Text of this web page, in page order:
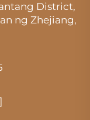
District,
ng Zhejiang,